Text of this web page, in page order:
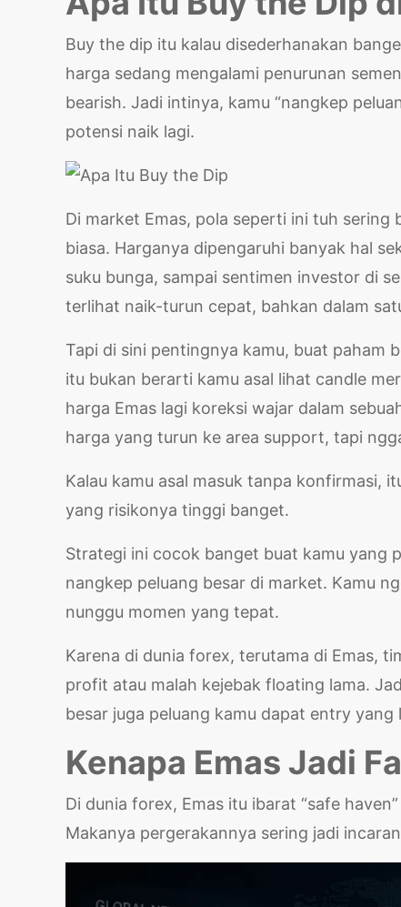
Buy the dip itu kalau disederhanakan
harga sedang mengalami penurunan
bearish. Jadi intinya, kamu “nangkep
potensi naik lagi.
Di market Emas, pola seperti ini tuh sering
biasa. Harganya dipengaruhi banyak hal
suku bunga, sampai sentimen investor di
terlihat naik-turun cepat, bahkan dalam
Tapi di sini pentingnya kamu, buat paham
itu bukan berarti kamu asal lihat candle
harga Emas lagi koreksi wajar dalam
harga yang turun ke area support, tapi
Kalau kamu asal masuk tanpa konfirmasi,
yang risikonya tinggi banget.
Strategi ini cocok banget buat kamu yang
nangkep peluang besar di market. Kamu
nunggu momen yang tepat.
Karena di dunia forex, terutama di Emas,
profit atau malah kejebak floating lama.
besar juga peluang kamu dapat entry yang
Kenapa Emas Jadi
Di dunia forex, Emas itu ibarat “safe
Makanya pergerakannya sering jadi